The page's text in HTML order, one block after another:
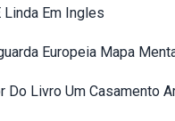
Linda Em Ingles
Europeia Mapa
Do Livro Um Casamento